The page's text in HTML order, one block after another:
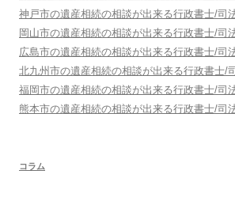
神戸市の遺産相続の相談が出来る行政書士/司
岡山市の遺産相続の相談が出来る行政書士/司
広島市の遺産相続の相談が出来る行政書士/司
北九州市の遺産相続の相談が出来る行政書士/
福岡市の遺産相続の相談が出来る行政書士/司
熊本市の遺産相続の相談が出来る行政書士/司
コラム